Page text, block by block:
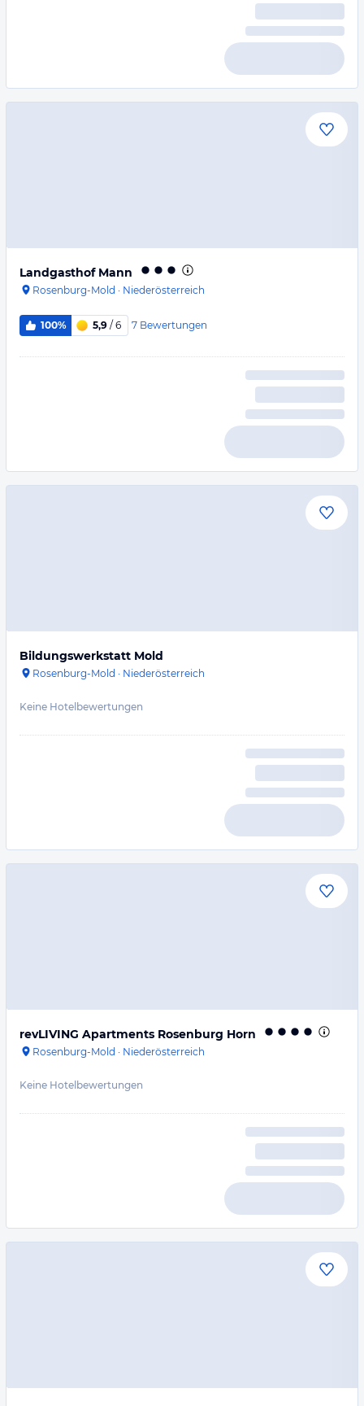
Landgasthof Mann
Rosenburg-Mold · Niederösterreich
100% 5,9 / 6 7 Bewertungen
Bildungswerkstatt Mold
Rosenburg-Mold · Niederösterreich
Keine Hotelbewertungen
revLIVING Apartments Rosenburg Horn
Rosenburg-Mold · Niederösterreich
Keine Hotelbewertungen